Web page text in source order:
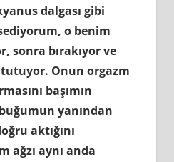
dalgası gibi
o benim
sonra bırakıyor ve
Onun orgazm
başımın
yanından
aktığını
ağzı aynı anda